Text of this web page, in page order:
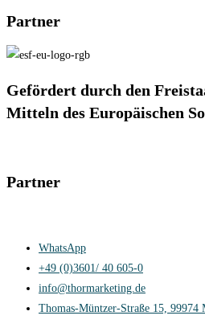
Partner
Gefördert durch den
Mitteln des Europäischen
Partner
WhatsApp
+49 (0)3601/ 40 605-0
info@thormarketing.de
Thomas-Müntzer-Straße 15, 99974